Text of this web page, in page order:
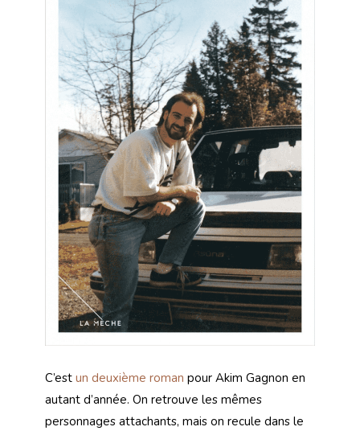
C’est un deuxième roman pour Akim Gagnon en
autant d’année. On retrouve les mêmes
personnages attachants, mais on recule dans le